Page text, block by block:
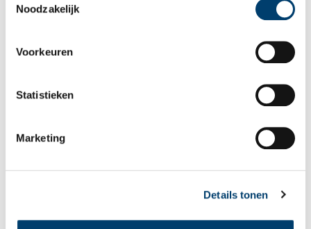
Noodzakelijk
Voorkeuren
Statistieken
Marketing
Details tonen
Foto: Anna Groentjes, 2023.
Klompen op een rij
Het door sloten omzoomde erf rondom de stolp ligt er prachtig
erf met een aantal schuren en een werkopgang, een ‘voornaam’